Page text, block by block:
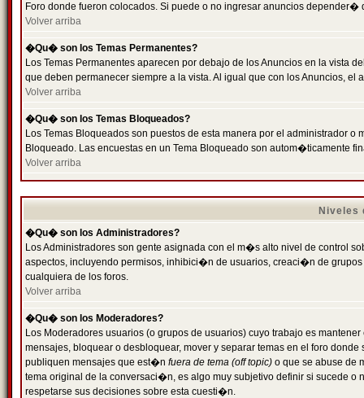
Foro donde fueron colocados. Si puede o no ingresar anuncios
Volver arriba
�Qu� son los Temas Permanentes?
Los Temas Permanentes aparecen por debajo de los Anuncios en la
que deben permanecer siempre a la vista. Al igual que con los Anuncios,
Volver arriba
�Qu� son los Temas Bloqueados?
Los Temas Bloqueados son puestos de esta manera por el administrador
Bloqueado. Las encuestas en un Tema Bloqueado son autom�ticamente
Volver arriba
Niveles
�Qu� son los Administradores?
Los Administradores son gente asignada con el m�s alto nivel de control
aspectos, incluyendo permisos, inhibici�n de usuarios, creaci�n de
cualquiera de los foros.
Volver arriba
�Qu� son los Moderadores?
Los Moderadores usuarios (o grupos de usuarios) cuyo trabajo es
mensajes, bloquear o desbloquear, mover y separar temas en el foro
publiquen mensajes que est�n fuera de tema (off topic) o que se abuse de
tema original de la conversaci�n, es algo muy subjetivo definir si sucede
respetarse sus decisiones sobre esta cuesti�n.